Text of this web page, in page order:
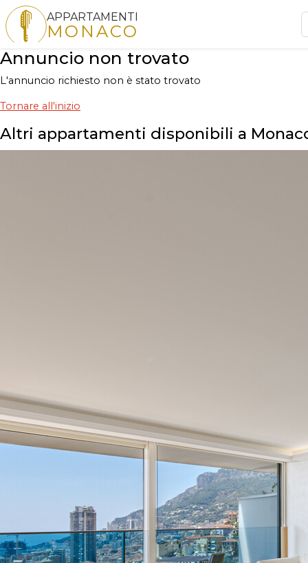
APPARTAMENTI
MONACO
Annuncio non trovato
L'annuncio richiesto non è stato trovato
Tornare all'inizio
Altri appartamenti disponibili a